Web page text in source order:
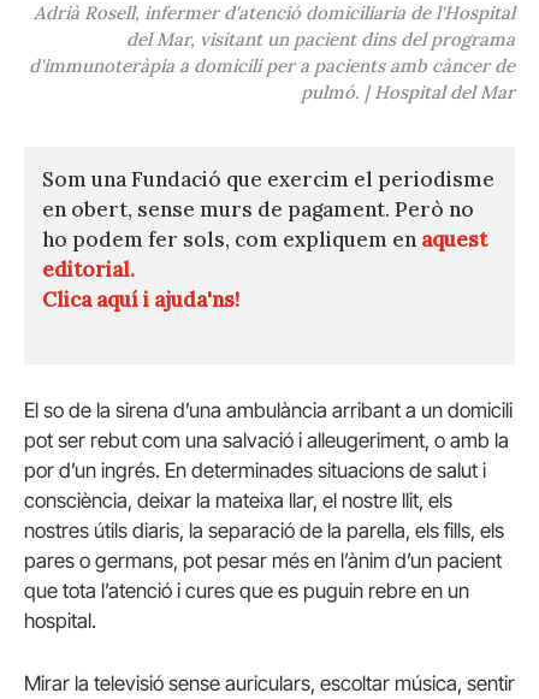
Adrià Rosell, infermer d'atenció domiciliaria de l'Hospital
del Mar, visitant un pacient dins del programa
d'immunoteràpia a domicili per a pacients amb càncer de
pulmó. | Hospital del Mar
Som una Fundació que exercim el periodisme
en obert, sense murs de pagament. Però no
ho podem fer sols, com expliquem en aquest
editorial.
Clica aquí i ajuda'ns!
El so de la sirena d’una ambulància arribant a un domicili
pot ser rebut com una salvació i alleugeriment, o amb la
por d’un ingrés. En determinades situacions de salut i
consciència, deixar la mateixa llar, el nostre llit, els
nostres útils diaris, la separació de la parella, els fills, els
pares o germans, pot pesar més en l’ànim d’un pacient
que tota l’atenció i cures que es puguin rebre en un
hospital.
Mirar la televisió sense auriculars, escoltar música, sentir